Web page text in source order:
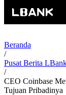
Beranda
/
Pusat Berita
/
CEO Coinbase
Tujuan Pribadinya